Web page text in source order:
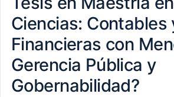
Ciencias: Contables
Financieras con
Gerencia Pública y
Gobernabilidad?